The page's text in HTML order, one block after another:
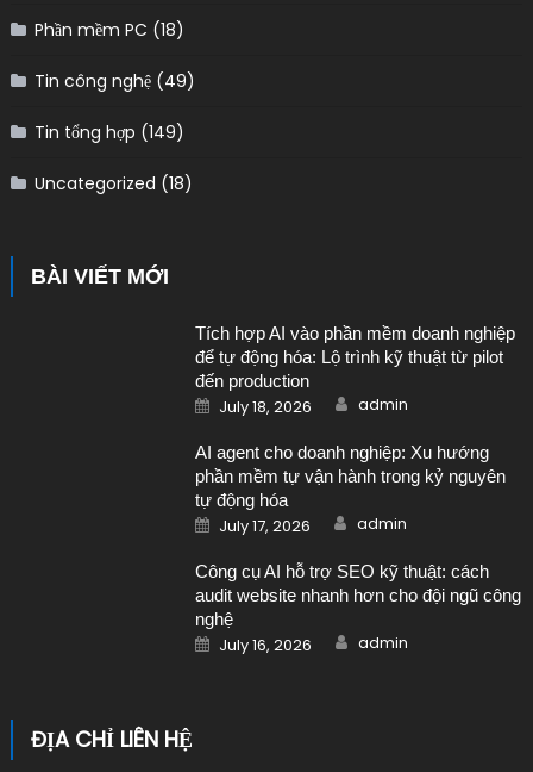
Phần mềm PC (18)
Tin công nghệ(49)
Tin tổng hợp (149)
Uncategorized (18)
BÀI VIẾT MỚI
Tích hợp AI vào phần mềm doanh nghiệp
để tự động hóa: Lộ trình kỹ thuật từ pilot
đến production
Posted on
July 18, 2026 Author
admin
AI agent cho doanh nghiệp: Xu hướng
phần mềm tự vận hành trong kỷ nguyên
tự động hóa
Posted on
July 17, 2026 Author
admin
Công cụ AI hỗ trợ SEO kỹ thuật: cách
audit website nhanh hơn cho đội ngũ công
nghệ
Posted on
July 16, 2026 Author
admin
ĐỊA CHỈ LIÊN HỆ